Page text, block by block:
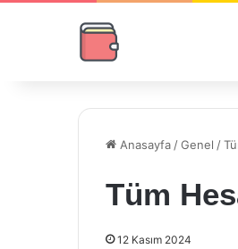
Anasayfa /Genel /
Tüm
12 Kasım 2024